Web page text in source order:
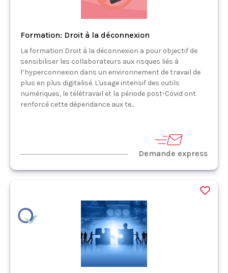
Formation: Droit à la déconnexion
La formation Droit à la déconnexion a pour objectif de
sensibiliser les collaborateurs aux risques liés à
l’hyperconnexion dans un environnement de travail de
plus en plus digitalisé. L'usage intensif des outils
numériques, le télétravail et la période post-Covid ont
renforcé cette dépendance aux te...
Demande express